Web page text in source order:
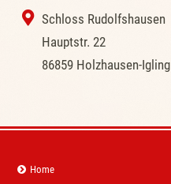
‭ Schloss Rudolfshausen
‭Hauptstr. 22
‭86859 Holzhausen-Igling
Navigation
Home